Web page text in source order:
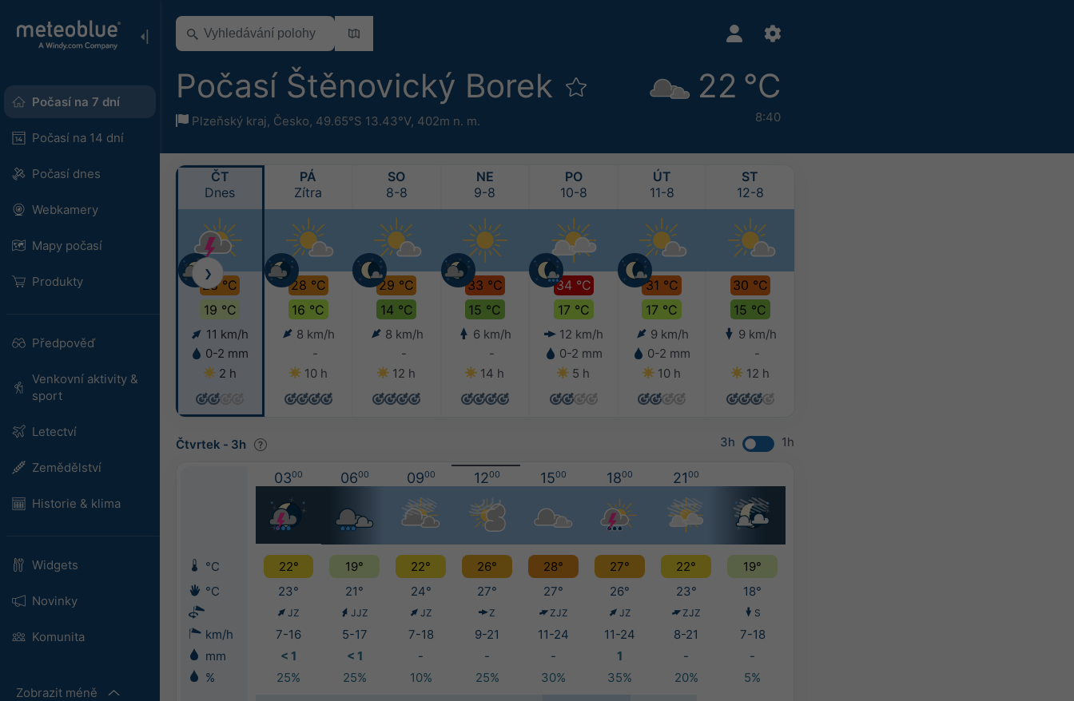
Počasí na 7 dní
Počasí na 14 dní
Počasí dnes
Webkamery
Mapy počasí
Produkty
Předpověď
Venkovní aktivity &
sport
Letectví
Zemědělství
Historie & klima
Widgets
Novinky
Komunita
Zobrazit méně
Počasí Štěnovický Borek
Plzeňský kraj, Česko, 49.65°S 13.43°V, 402m n. m.
22 °C
8:40
ČT
Dnes
28 °C
19 °C
11 km/h
0-2 mm
2 h
PÁ
Zítra
28 °C
16 °C
8 km/h
-
10 h
SO
8-8
29 °C
14 °C
8 km/h
-
12 h
NE
9-8
33 °C
15 °C
6 km/h
-
14 h
PO
10-8
34 °C
17 °C
12 km/h
0-2 mm
5 h
ÚT
11-8
31 °C
17 °C
9 km/h
0-2 mm
10 h
ST
12-8
30 °C
15 °C
9 km/h
-
12 h
❯
Čtvrtek - 3h 3h 1h
0300 0600 0900 1200 1500 1800 2100
°C 22° 19° 22° 26° 28° 27° 22°
19°
°C
23° 21° 24° 27° 27° 26° 23° 18°
JZ JJZ JZ Z ZJZ JZ ZJZ S
km/h 7-16 5-17 7-18 9-21 11-24 11-24 8-21
7-18
mm
< 1 < 1 - - - 1 -
-
%
25% 25% 10% 25% 30% 35% 20% 5%